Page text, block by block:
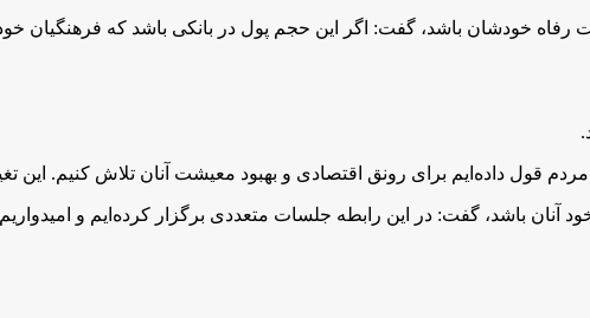
خودشان باشد، گفت: اگر این حجم پول در بانکی باشد که فرهنگیان خود
قول داده‌ایم برای رونق اقتصادی و بهبود معیشت آنان تلاش کنیم.
آنان باشد، گفت: در این رابطه جلسات متعددی برگزار کرده‌ایم و